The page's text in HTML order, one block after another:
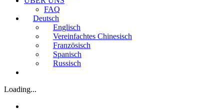
FAQ
Deutsch
Englisch
Vereinfachtes Chinesisch
Französisch
Spanisch
Russisch
Loading...